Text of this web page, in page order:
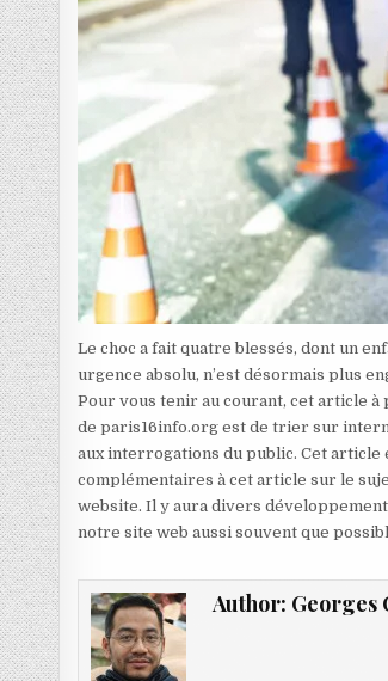
Le choc a fait quatre blessés, dont un
urgence absolu, n’est désormais plus
Pour vous tenir au courant, cet article à
de paris16info.org est de trier sur
aux interrogations du public. Cet
complémentaires à cet article sur le
website. Il y aura divers
notre site web aussi souvent que
Author: Georges